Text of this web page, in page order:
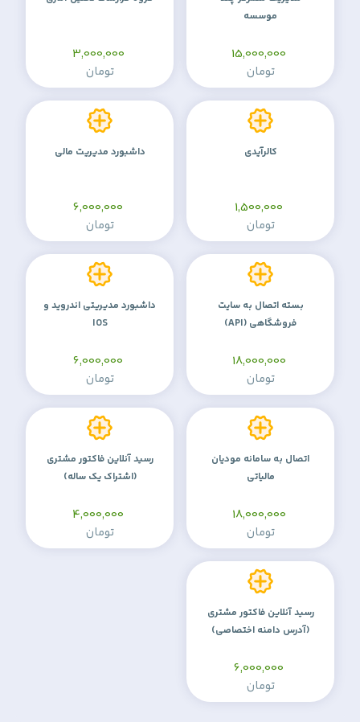
موسسه
تومان
تومان
کالرآیدی
تومان
داشبورد مدیریت مالی
تومان
بسته اتصال به سایت
فروشگاهی (API)
تومان
داشبورد مدیریتی اندروید و
IOS
تومان
اتصال به سامانه مودیان
مالیاتی
تومان
رسید آنلاین فاکتور مشتری
(اشتراک یک ساله)
تومان
رسید آنلاین فاکتور مشتری
(آدرس دامنه اختصاصی)
تومان